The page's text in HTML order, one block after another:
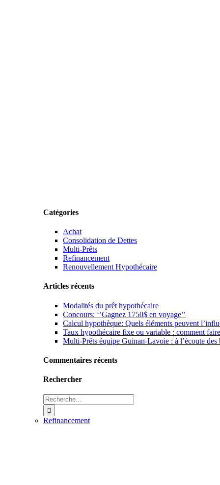
Catégories
Achat
Consolidation de Dettes
Multi-Prêts
Refinancement
Renouvellement Hypothécaire
Articles récents
Modalités du prêt hypothécaire
Concours: ‘’Gagnez 1750$ en voyage’’
Calcul hypothèque: Quels éléments peuvent
Taux hypothécaire fixe ou variable : comment
Multi-Prêts équipe Guinan-Lavoie : à l’écoute des
Commentaires récents
Rechercher
Rechercher:
Refinancement